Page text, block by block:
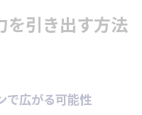
を引き出す方法
で広がる可能性